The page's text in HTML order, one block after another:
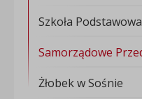
Szkoła
Samorządowe
Żłobek w Sośnie